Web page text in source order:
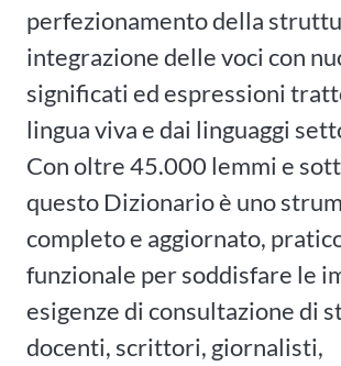
perfezionamento della
integrazione delle voci con
significati ed espressioni
lingua viva e dai linguaggi
Con oltre 45.000 lemmi e
questo Dizionario è uno
completo e aggiornato,
funzionale per soddisfare le
esigenze di consultazione di
docenti, scrittori, giornalisti,